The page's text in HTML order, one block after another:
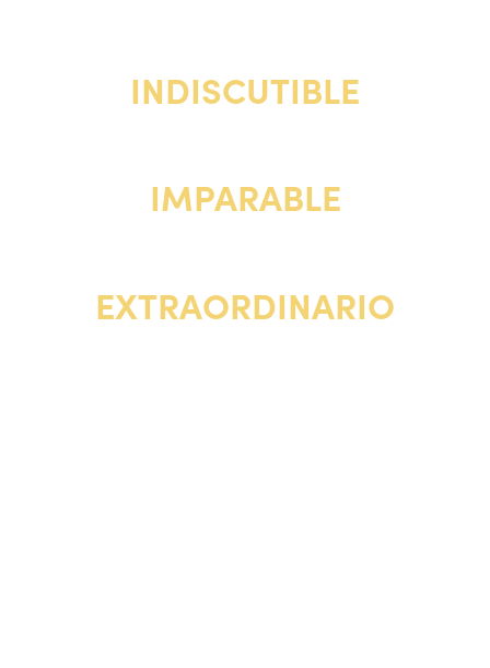
INDISCUTIBLE
IMPARABLE
EXTRAORDINARIO